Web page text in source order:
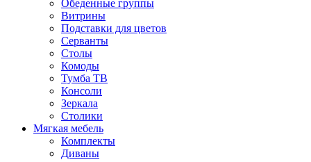
Обеденные группы
Витрины
Подставки для цветов
Серванты
Столы
Комоды
Тумба ТВ
Консоли
Зеркала
Столики
Мягкая мебель
Комплекты
Диваны